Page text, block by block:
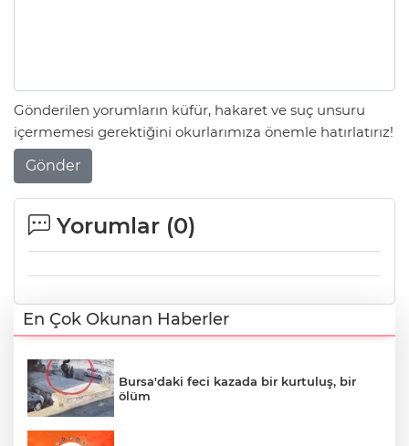
Gönderilen yorumların küfür, hakaret ve suç unsuru
içermemesi gerektiğini okurlarımıza önemle hatırlatırız!
Gönder
Yorumlar (0)
En Çok Okunan Haberler
Bursa'daki feci kazada bir kurtuluş, bir
ölüm